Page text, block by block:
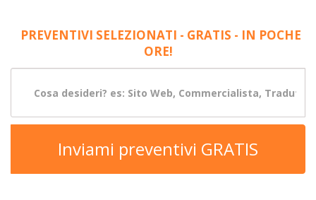
PREVENTIVI SELEZIONATI - GRATIS - IN POCHE
ORE!
Inviami preventivi GRATIS